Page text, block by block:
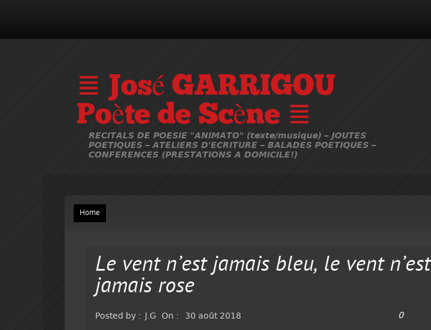
≣ José GARRIGOU
Poète de Scène ≣
RECITALS DE POESIE "ANIMATO" (texte/musique) – JOUTES
POETIQUES – ATELIERS D'ECRITURE – BALADES POETIQUES –
CONFERENCES (PRESTATIONS A DOMICILE!)
Home
Le vent n’est jamais bleu, le vent n’est
jamais rose
Posted by : J.G On : 30 août 2018 0